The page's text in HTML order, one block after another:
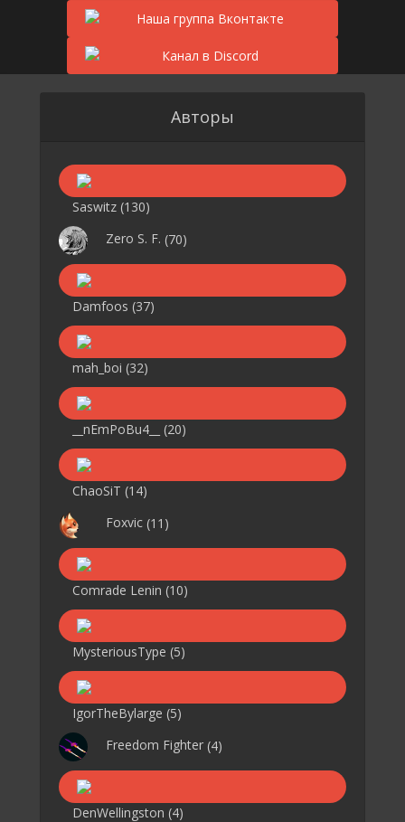
Авторы
Saswitz (130)
Zero S. F. (70)
Damfoos (37)
mah_boi (32)
__nEmPoBu4__ (20)
ChaoSiT (14)
Foxvic (11)
Comrade Lenin (10)
MysteriousType (5)
IgorTheBylarge (5)
Freedom Fighter (4)
DenWellingston (4)